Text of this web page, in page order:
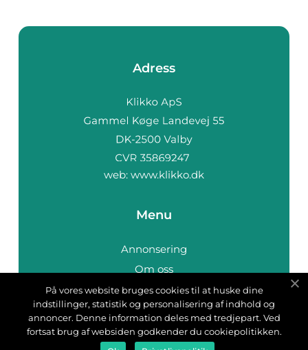
Adress
web: www.klikko.dk
Menu
Annonsering
Om oss
Cookies
Kontakta oss
Sitemap
På vores website bruges cookies til at huske dine
indstillinger, statistik og personalisering af indhold og
annoncer. Denne information deles med tredjepart. Ved
fortsat brug af websiden godkender du cookiepolitikken.